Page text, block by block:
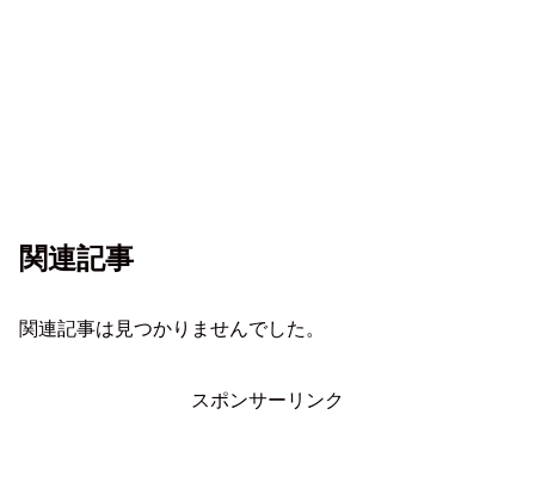
関連記事
関連記事は見つかりませんでした。
スポンサーリンク